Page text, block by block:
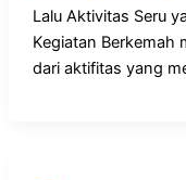
Lalu Aktivitas Seru
Kegiatan Berkemah
dari aktifitas yang